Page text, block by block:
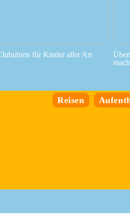
für Kinder aller Art
Reisen